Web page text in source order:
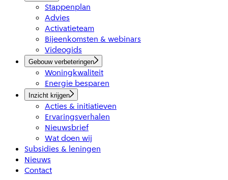
Stappenplan
Advies
Activatieteam
Bijeenkomsten & webinars
Videogids
Gebouw verbeteringen
Woningkwaliteit
Energie besparen
Inzicht krijgen
Acties & initiatieven
Ervaringsverhalen
Nieuwsbrief
Wat doen wij
Subsidies & leningen
Nieuws
Contact